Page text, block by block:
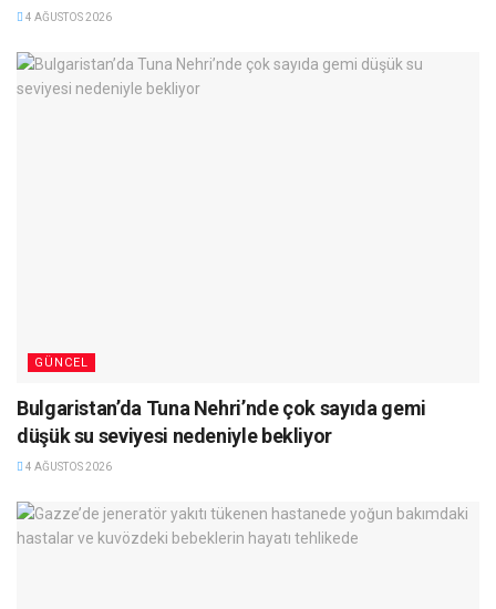
4 AĞUSTOS 2026
GÜNCEL
Bulgaristan’da Tuna Nehri’nde çok sayıda gemi
düşük su seviyesi nedeniyle bekliyor
4 AĞUSTOS 2026